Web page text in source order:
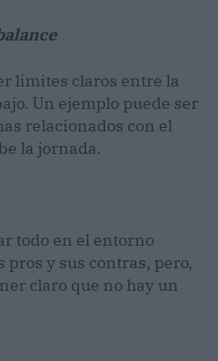
límites claros entre la
Un ejemplo puede ser
relacionados con el
la jornada.
todo en el entorno
pros y sus contras, pero,
claro que no hay un